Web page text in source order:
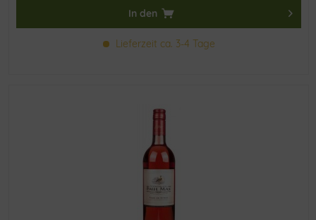
In den
Lieferzeit ca. 3-4 Tage